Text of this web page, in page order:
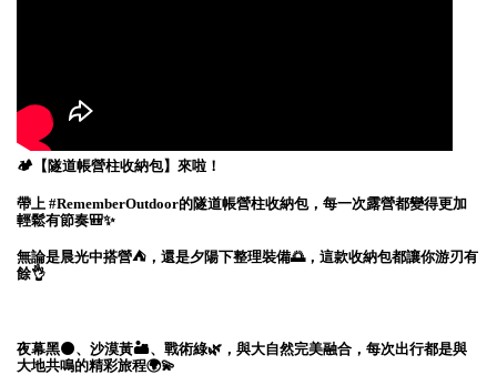
🏕️【隧道帳營柱收納包】來啦！
帶上 #RememberOutdoor的隧道帳營柱收納包，每一次露營都變得更加
輕鬆有節奏🎒✨
無論是晨光中搭營⛺，還是夕陽下整理裝備🌅，這款收納包都讓你游刃有
餘👌
夜幕黑🌑、沙漠黃🏜️、戰術綠🌿，與大自然完美融合，每次出行都是與
大地共鳴的精彩旅程🌍💫